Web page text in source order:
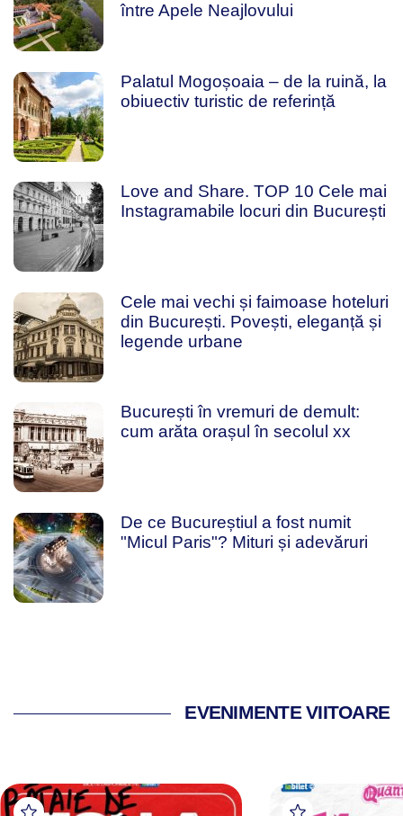
între Apele Neajlovului
Palatul Mogoșoaia – de la ruină, la
obiuectiv turistic de referință
Love and Share. TOP 10 Cele mai
Instagramabile locuri din București
Cele mai vechi și faimoase hoteluri
din București. Povești, eleganță și
legende urbane
București în vremuri de demult:
cum arăta orașul în secolul xx
De ce Bucureștiul a fost numit
"Micul Paris"? Mituri și adevăruri
EVENIMENTE VIITOARE